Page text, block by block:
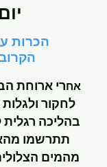
הכרות
אחרי ארוחת
לחקור
בהליכה רגלית
תתרשמו
מהמים